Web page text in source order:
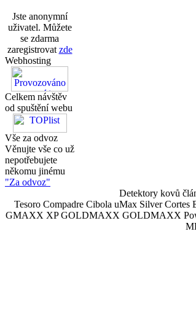
Jste anonymní
uživatel. Můžete
se zdarma
zaregistrovat zde
Webhosting
Celkem návštěv
od spuštění webu
Vše za odvoz
Věnujte vše co už
nepotřebujete
někomu jinému
"Za odvoz"
Detektory kovů
Tesoro Compadre Cibola uMax Silver
GMAXX XP GOLDMAXX GOLDMAXX